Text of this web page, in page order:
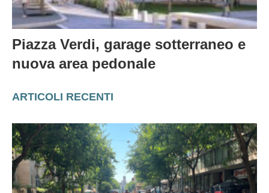
Piazza Verdi, garage sotterraneo e
nuova area pedonale
ARTICOLI RECENTI